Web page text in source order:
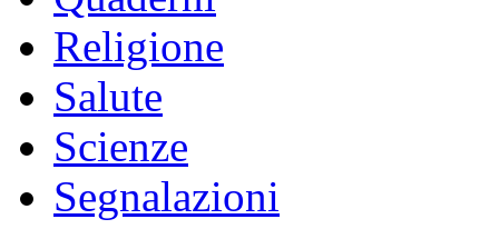
Religione
Salute
Scienze
Segnalazioni